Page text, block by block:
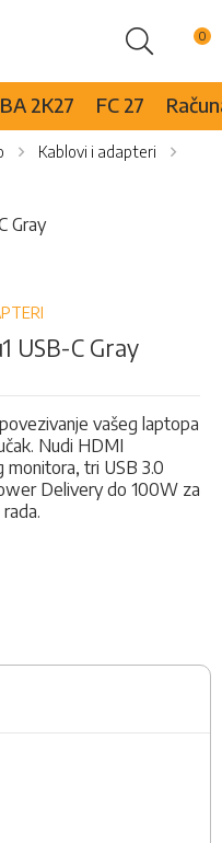
Pretraži
Skip
Content
2K27 FC 27
Kablovi i adapteri
USB-C Gray
vašeg laptopa
Nudi HDMI
tri USB 3.0
Delivery do 100W za